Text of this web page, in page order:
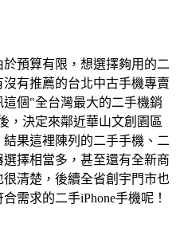
預算有限，想選擇夠用的二
有推薦的台北中古手機專賣
個"全台灣最大的二手機銷
，決定來鄰近華山文創園區
果這裡陳列的二手手機、二
擇相當多，甚至還有全新商
清楚，後續全省創宇門市也
需求的二手iPhone手機呢！